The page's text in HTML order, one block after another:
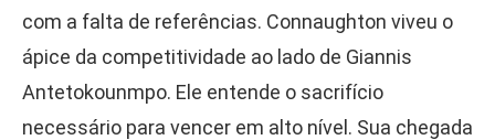
com a falta de referências. Connaughton viveu o
ápice da competitividade ao lado de Giannis
Antetokounmpo. Ele entende o sacrifício
necessário para vencer em alto nível. Sua chegada